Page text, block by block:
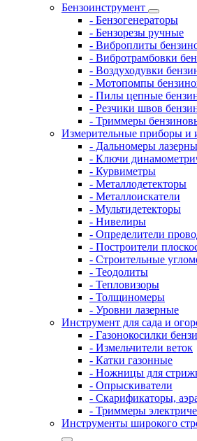
Бензоинструмент
- Бензогенераторы
- Бензорезы ручные
- Виброплиты
- Вибротрамбовки
- Воздуходувки
- Мотопомпы
- Пилы цепные
- Резчики швов
- Триммеры
Измерительные приборы и
- Дальномеры
- Ключи
- Курвиметры
- Металлодетекторы
- Металлоискатели
- Мультидетекторы
- Нивелиры
- Определители
- Построители
- Строительные
- Теодолиты
- Тепловизоры
- Толщиномеры
- Уровни лазерные
Инструмент для сада и
- Газонокосилки
- Измельчители веток
- Катки газонные
- Ножницы для
- Опрыскиватели
- Скарификаторы,
- Триммеры
Инструменты широкого